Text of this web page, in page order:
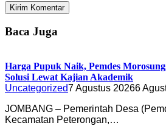
Baca Juga
Harga Pupuk Naik, Pemdes
Solusi Lewat Kajian Akademik
Uncategorized7 Agustus 20266
JOMBANG – Pemerintah Desa
Kecamatan Peterongan,…